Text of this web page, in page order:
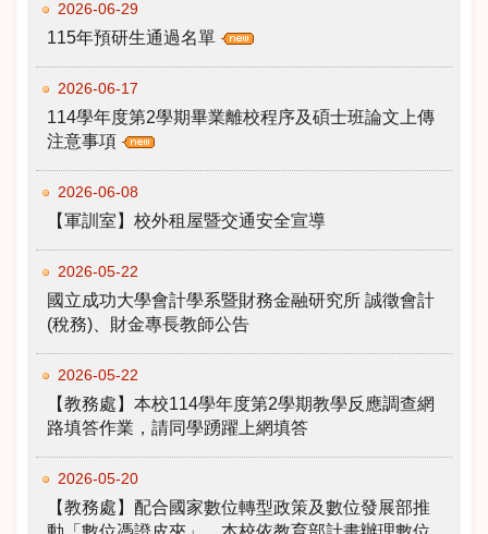
2026-06-29
115年預研生通過名單
2026-06-17
114學年度第2學期畢業離校程序及碩士班論文上傳
注意事項
2026-06-08
【軍訓室】校外租屋暨交通安全宣導
2026-05-22
國立成功大學會計學系暨財務金融研究所 誠徵會計
(稅務)、財金專長教師公告
2026-05-22
【教務處】本校114學年度第2學期教學反應調查網
路填答作業，請同學踴躍上網填答
2026-05-20
【教務處】配合國家數位轉型政策及數位發展部推